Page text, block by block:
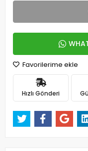
Favorilerime ekle
Hızlı Gönderi